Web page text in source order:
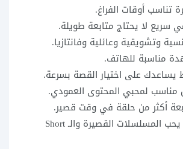
تناسب أوقات الفراغ.
سريع لا يحتاج متابعة طويلة.
وتشويقية وعائلية وفانتازيا.
مناسبة للهاتف.
على اختيار القصة بسرعة.
لمحبي المحتوى العمودي.
أكثر من حلقة في وقت قصير.
مناسب لمن يحب المسلسلات القصيرة والـ Short